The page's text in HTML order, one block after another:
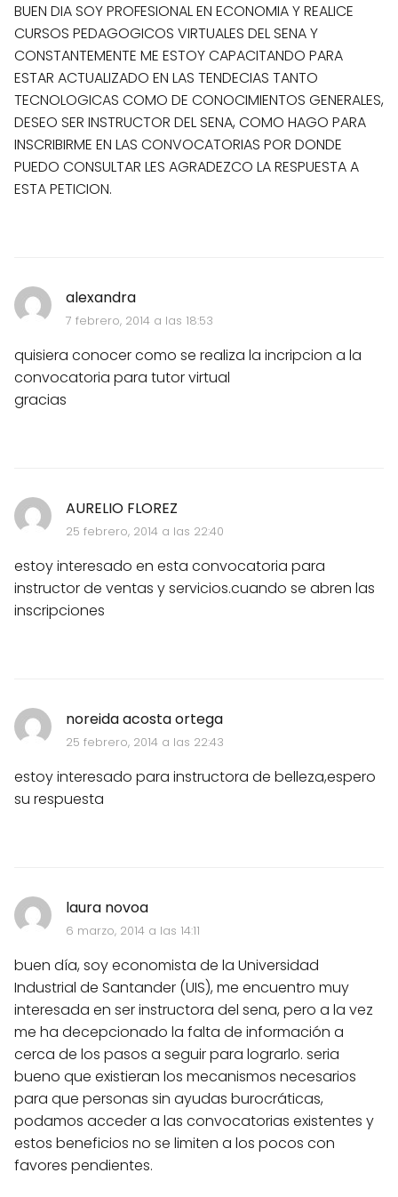
BUEN DIA SOY PROFESIONAL EN ECONOMIA Y REALICE
CURSOS PEDAGOGICOS VIRTUALES DEL SENA Y
CONSTANTEMENTE ME ESTOY CAPACITANDO PARA
ESTAR ACTUALIZADO EN LAS TENDECIAS TANTO
TECNOLOGICAS COMO DE CONOCIMIENTOS GENERALES,
DESEO SER INSTRUCTOR DEL SENA, COMO HAGO PARA
INSCRIBIRME EN LAS CONVOCATORIAS POR DONDE
PUEDO CONSULTAR LES AGRADEZCO LA RESPUESTA A
ESTA PETICION.
alexandra
7 febrero, 2014 a las 18:53
quisiera conocer como se realiza la incripcion a la
convocatoria para tutor virtual
gracias
AURELIO FLOREZ
25 febrero, 2014 a las 22:40
estoy interesado en esta convocatoria para
instructor de ventas y servicios.cuando se abren las
inscripciones
noreida acosta ortega
25 febrero, 2014 a las 22:43
estoy interesado para instructora de belleza,espero
su respuesta
laura novoa
6 marzo, 2014 a las 14:11
buen día, soy economista de la Universidad
Industrial de Santander (UIS), me encuentro muy
interesada en ser instructora del sena, pero a la vez
me ha decepcionado la falta de información a
cerca de los pasos a seguir para lograrlo. seria
bueno que existieran los mecanismos necesarios
para que personas sin ayudas burocráticas,
podamos acceder a las convocatorias existentes y
estos beneficios no se limiten a los pocos con
favores pendientes.